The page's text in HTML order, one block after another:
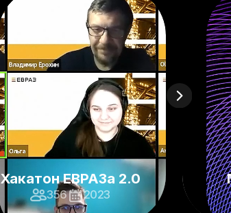
Хакатон ЕВРАЗа 2.0
356 2023